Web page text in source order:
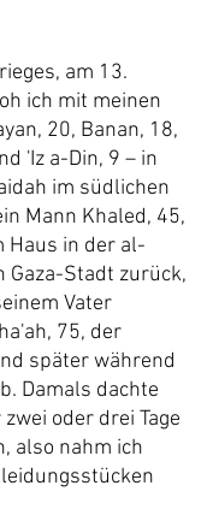
am 13.
ich mit meinen
20, Banan, 18,
'Iz a-Din, 9 – in
im südlichen
Mann Khaled, 45,
Haus in der al-
Gaza-Stadt zurück,
Vater
75, der
später während
Damals dachte
oder drei Tage
also nahm ich